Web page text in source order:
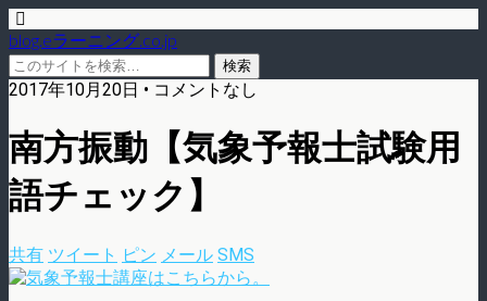
blog.eラーニング.co.jp
2017年10月20日 • コメントなし
南方振動【気象予報士試験用
語チェック】
共有 ツイート ピン メール SMS